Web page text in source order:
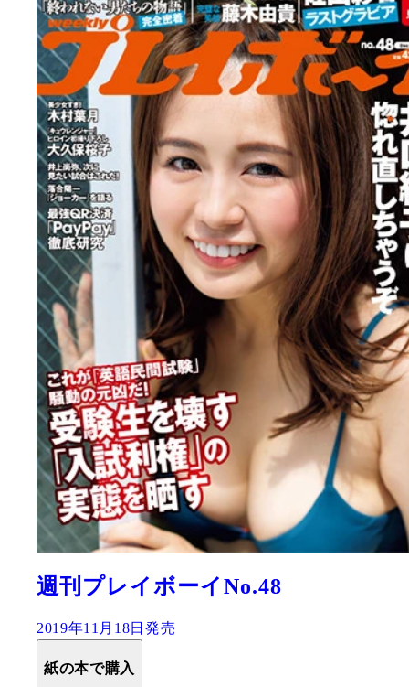
週刊プレイボーイNo.48
2019年11月18日発売
紙の本で購入